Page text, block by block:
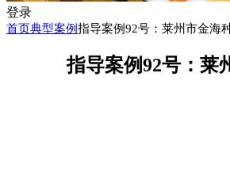
登录
首页典型案例指导案例92号：莱州市金海
指导案例92号：莱